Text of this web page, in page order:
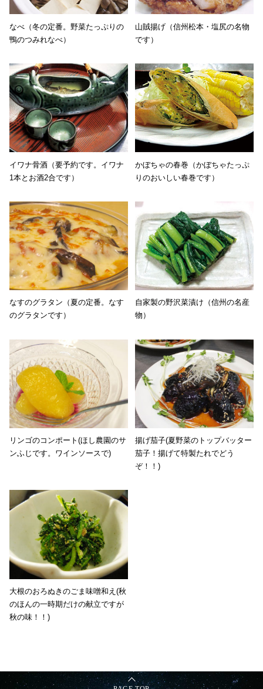
なべ（冬の定番。野菜たっぷりの
鴨のつみれなべ）
山賊揚げ（信州松本・塩尻の名物
です）
イワナ骨酒（要予約です。イワナ
1本とお酒2合です）
かぼちゃの春巻（かぼちゃたっぷ
りのおいしい春巻です）
なすのグラタン（夏の定番。なす
のグラタンです）
自家製の野沢菜漬け（信州の名産
物）
リンゴのコンポート(ほし農園のサ
ンふじです。ワインソースで)
揚げ茄子(夏野菜のトップバッター
茄子！揚げて特製たれでどう
ぞ！！)
大根のおろぬきのごま味噌和え(秋
のほんの一時期だけの献立ですが
秋の味！！)